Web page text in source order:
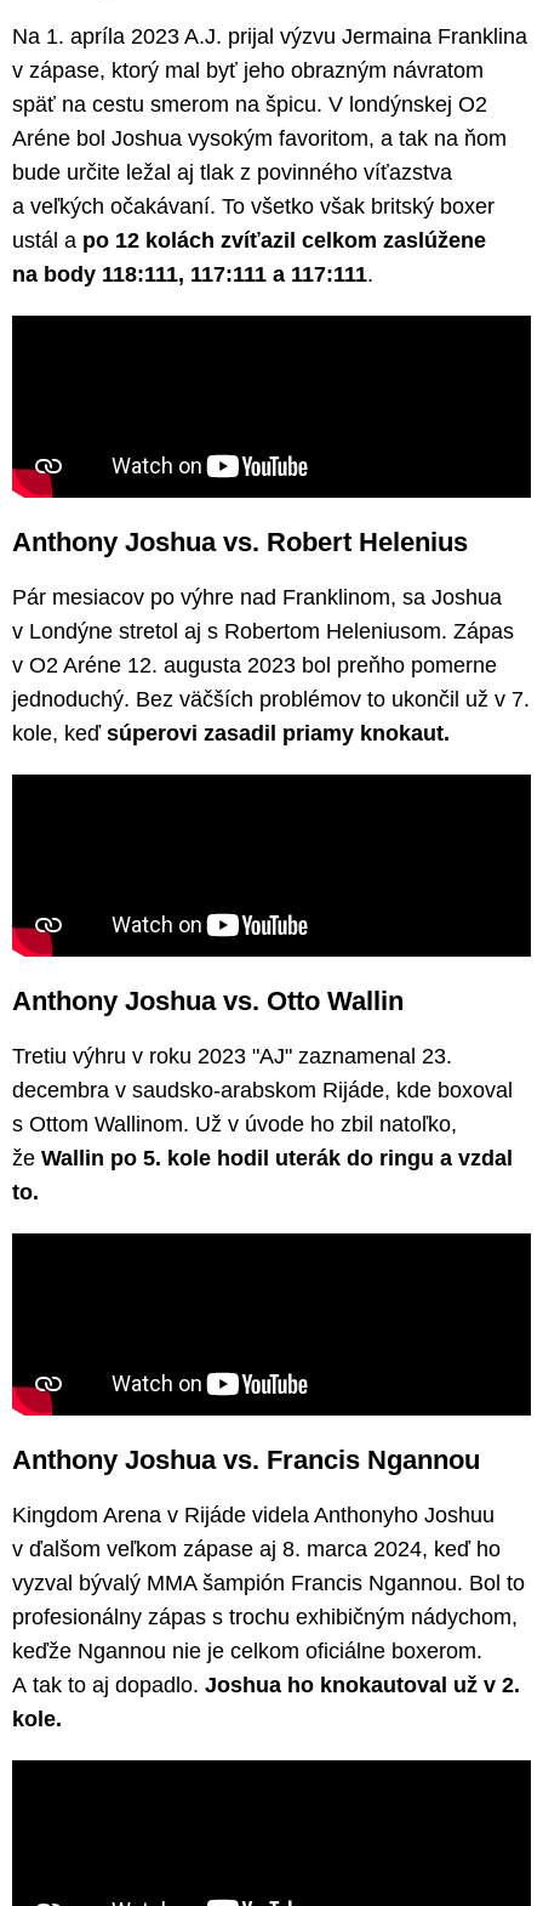
Na 1. apríla 2023 A.J. prijal výzvu Jermaina Franklina
v zápase, ktorý mal byť jeho obrazným návratom
späť na cestu smerom na špicu. V londýnskej O2
Aréne bol Joshua vysokým favoritom, a tak na ňom
bude určite ležal aj tlak z povinného víťazstva
a veľkých očakávaní. To všetko však britský boxer
ustál a po 12 kolách zvíťazil celkom zaslúžene
na body 118:111, 117:111 a 117:111.
Anthony Joshua vs. Robert Helenius
Pár mesiacov po výhre nad Franklinom, sa Joshua
v Londýne stretol aj s Robertom Heleniusom. Zápas
v O2 Aréne 12. augusta 2023 bol preňho pomerne
jednoduchý. Bez väčších problémov to ukončil už v 7.
kole, keď súperovi zasadil priamy knokaut.
Anthony Joshua vs. Otto Wallin
Tretiu výhru v roku 2023 "AJ" zaznamenal 23.
decembra v saudsko-arabskom Rijáde, kde boxoval
s Ottom Wallinom. Už v úvode ho zbil natoľko,
že Wallin po 5. kole hodil uterák do ringu a vzdal
to.
Anthony Joshua vs. Francis Ngannou
Kingdom Arena v Rijáde videla Anthonyho Joshuu
v ďalšom veľkom zápase aj 8. marca 2024, keď ho
vyzval bývalý MMA šampión Francis Ngannou. Bol to
profesionálny zápas s trochu exhibičným nádychom,
keďže Ngannou nie je celkom oficiálne boxerom.
A tak to aj dopadlo. Joshua ho knokautoval už v 2.
kole.